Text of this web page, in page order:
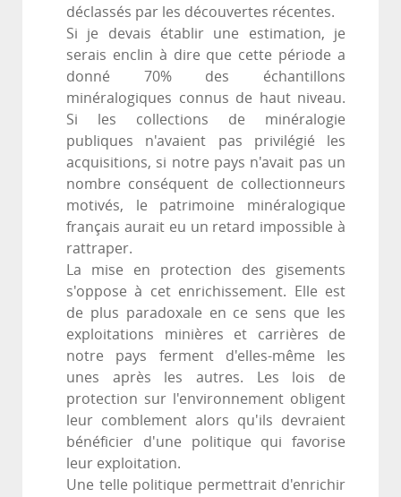
déclassés par les découvertes récentes.
Si je devais établir une estimation, je
serais enclin à dire que cette période a
donné 70% des échantillons
minéralogiques connus de haut niveau.
Si les collections de minéralogie
publiques n'avaient pas privilégié les
acquisitions, si notre pays n'avait pas un
nombre conséquent de collectionneurs
motivés, le patrimoine minéralogique
français aurait eu un retard impossible à
rattraper.
La mise en protection des gisements
s'oppose à cet enrichissement. Elle est
de plus paradoxale en ce sens que les
exploitations minières et carrières de
notre pays ferment d'elles-même les
unes après les autres. Les lois de
protection sur l'environnement obligent
leur comblement alors qu'ils devraient
bénéficier d'une politique qui favorise
leur exploitation.
Une telle politique permettrait d'enrichir